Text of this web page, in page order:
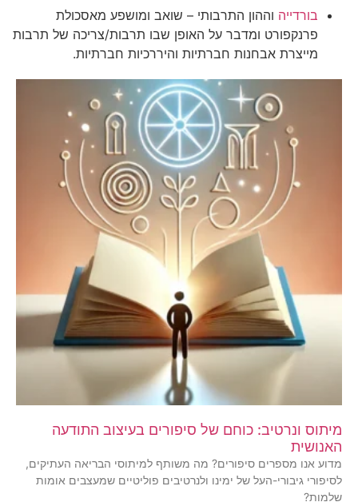
בורדייה וההון התרבותי – שואב ומושפע מאסכולת
פרנקפורט ומדבר על האופן שבו תרבות/צריכה של תרבות
מייצרת אבחנות חברתיות והיררכיות חברתיות.
מיתוס ונרטיב: כוחם של סיפורים בעיצוב התודעה
האנושית
מדוע אנו מספרים סיפורים? מה משותף למיתוסי הבריאה העתיקים,
לסיפורי גיבורי-העל של ימינו ולנרטיבים פוליטיים שמעצבים אומות
שלמות?